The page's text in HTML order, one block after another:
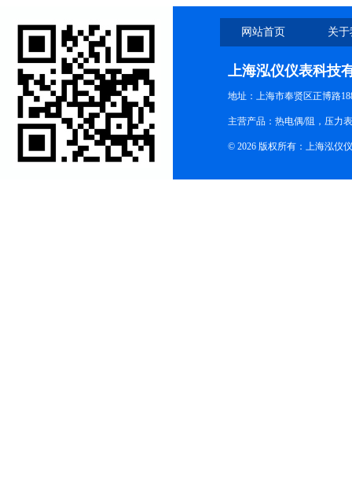
网站首页 关
上海泓仪仪表科技
地址：上海市奉贤区正博路
主营产品：热电偶/阻，压力
© 2026 版权所有：上海泓仪